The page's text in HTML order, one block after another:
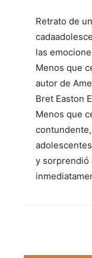
Retrato de
las
Menos que
autor de
Bret Easton
Menos que
y sorprendió